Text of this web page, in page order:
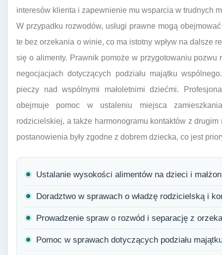
interesów klienta i zapewnienie mu wsparcia w trudnych
W przypadku rozwodów, usługi prawne mogą
te bez orzekania o winie, co ma istotny wpływ na dalsze
się o alimenty. Prawnik pomoże w przygotowaniu
negocjacjach dotyczących podziału majątku
pieczy nad wspólnymi małoletnimi dziećmi.
obejmuje pomoc w ustaleniu miejsca
rodzicielskiej, a także harmonogramu kontaktów z
postanowienia były zgodne z dobrem dziecka, co jest
Ustalanie wysokości alimentów na dzieci i
Doradztwo w sprawach o władzę rodzicielską i
Prowadzenie spraw o rozwód i separację z
Pomoc w sprawach dotyczących podziału